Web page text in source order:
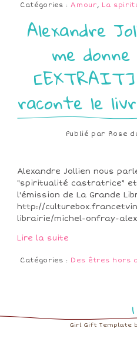
Catégories :Amour, La
Alexandre
me
[EXTRAIT]
raconte le
Publié par Rose
Alexandre Jollien nous
"spiritualité castratrice" et
l'émission de La Grande
http://
librairie/michel-onfray-
Lire la suite
Catégories : Des êtres hors
1
Girl Gift Template